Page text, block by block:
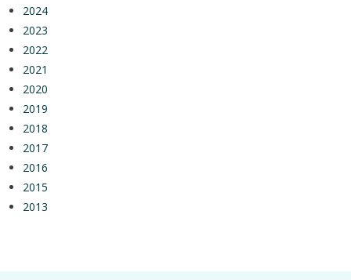
2024
2023
2022
2021
2020
2019
2018
2017
2016
2015
2013